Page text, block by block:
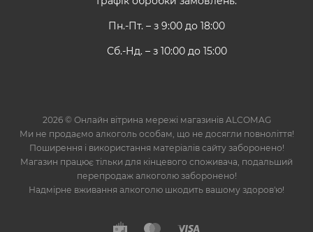
Пн.-Пт. – з 9:00 до 18:00
Сб.-Нд. – з 10:00 до 15:00
2026 © Онлайн вітрина мережі магазинів ALCOMAG
Ми не продаємо алкоголь особам, що не досягли повноліття!
Поширення і використання матеріалів сайту заборонено!
Магазин працює тільки для кінцевого споживача, подальший
перепродаж алкоголю заборонено!
Надмірне вживання алкоголю шкодить вашому здоров'ю!